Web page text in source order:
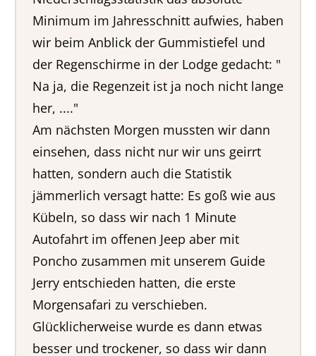
Minimum im Jahresschnitt aufwies, haben
wir beim Anblick der Gummistiefel und
der Regenschirme in der Lodge gedacht: "
Na ja, die Regenzeit ist ja noch nicht lange
her, ...."
Am nächsten Morgen mussten wir dann
einsehen, dass nicht nur wir uns geirrt
hatten, sondern auch die Statistik
jämmerlich versagt hatte: Es goß wie aus
Kübeln, so dass wir nach 1 Minute
Autofahrt im offenen Jeep aber mit
Poncho zusammen mit unserem Guide
Jerry entschieden hatten, die erste
Morgensafari zu verschieben.
Glücklicherweise wurde es dann etwas
besser und trockener, so dass wir dann